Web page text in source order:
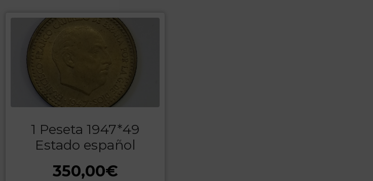
1 Peseta 1947*49
Estado español
350,00€